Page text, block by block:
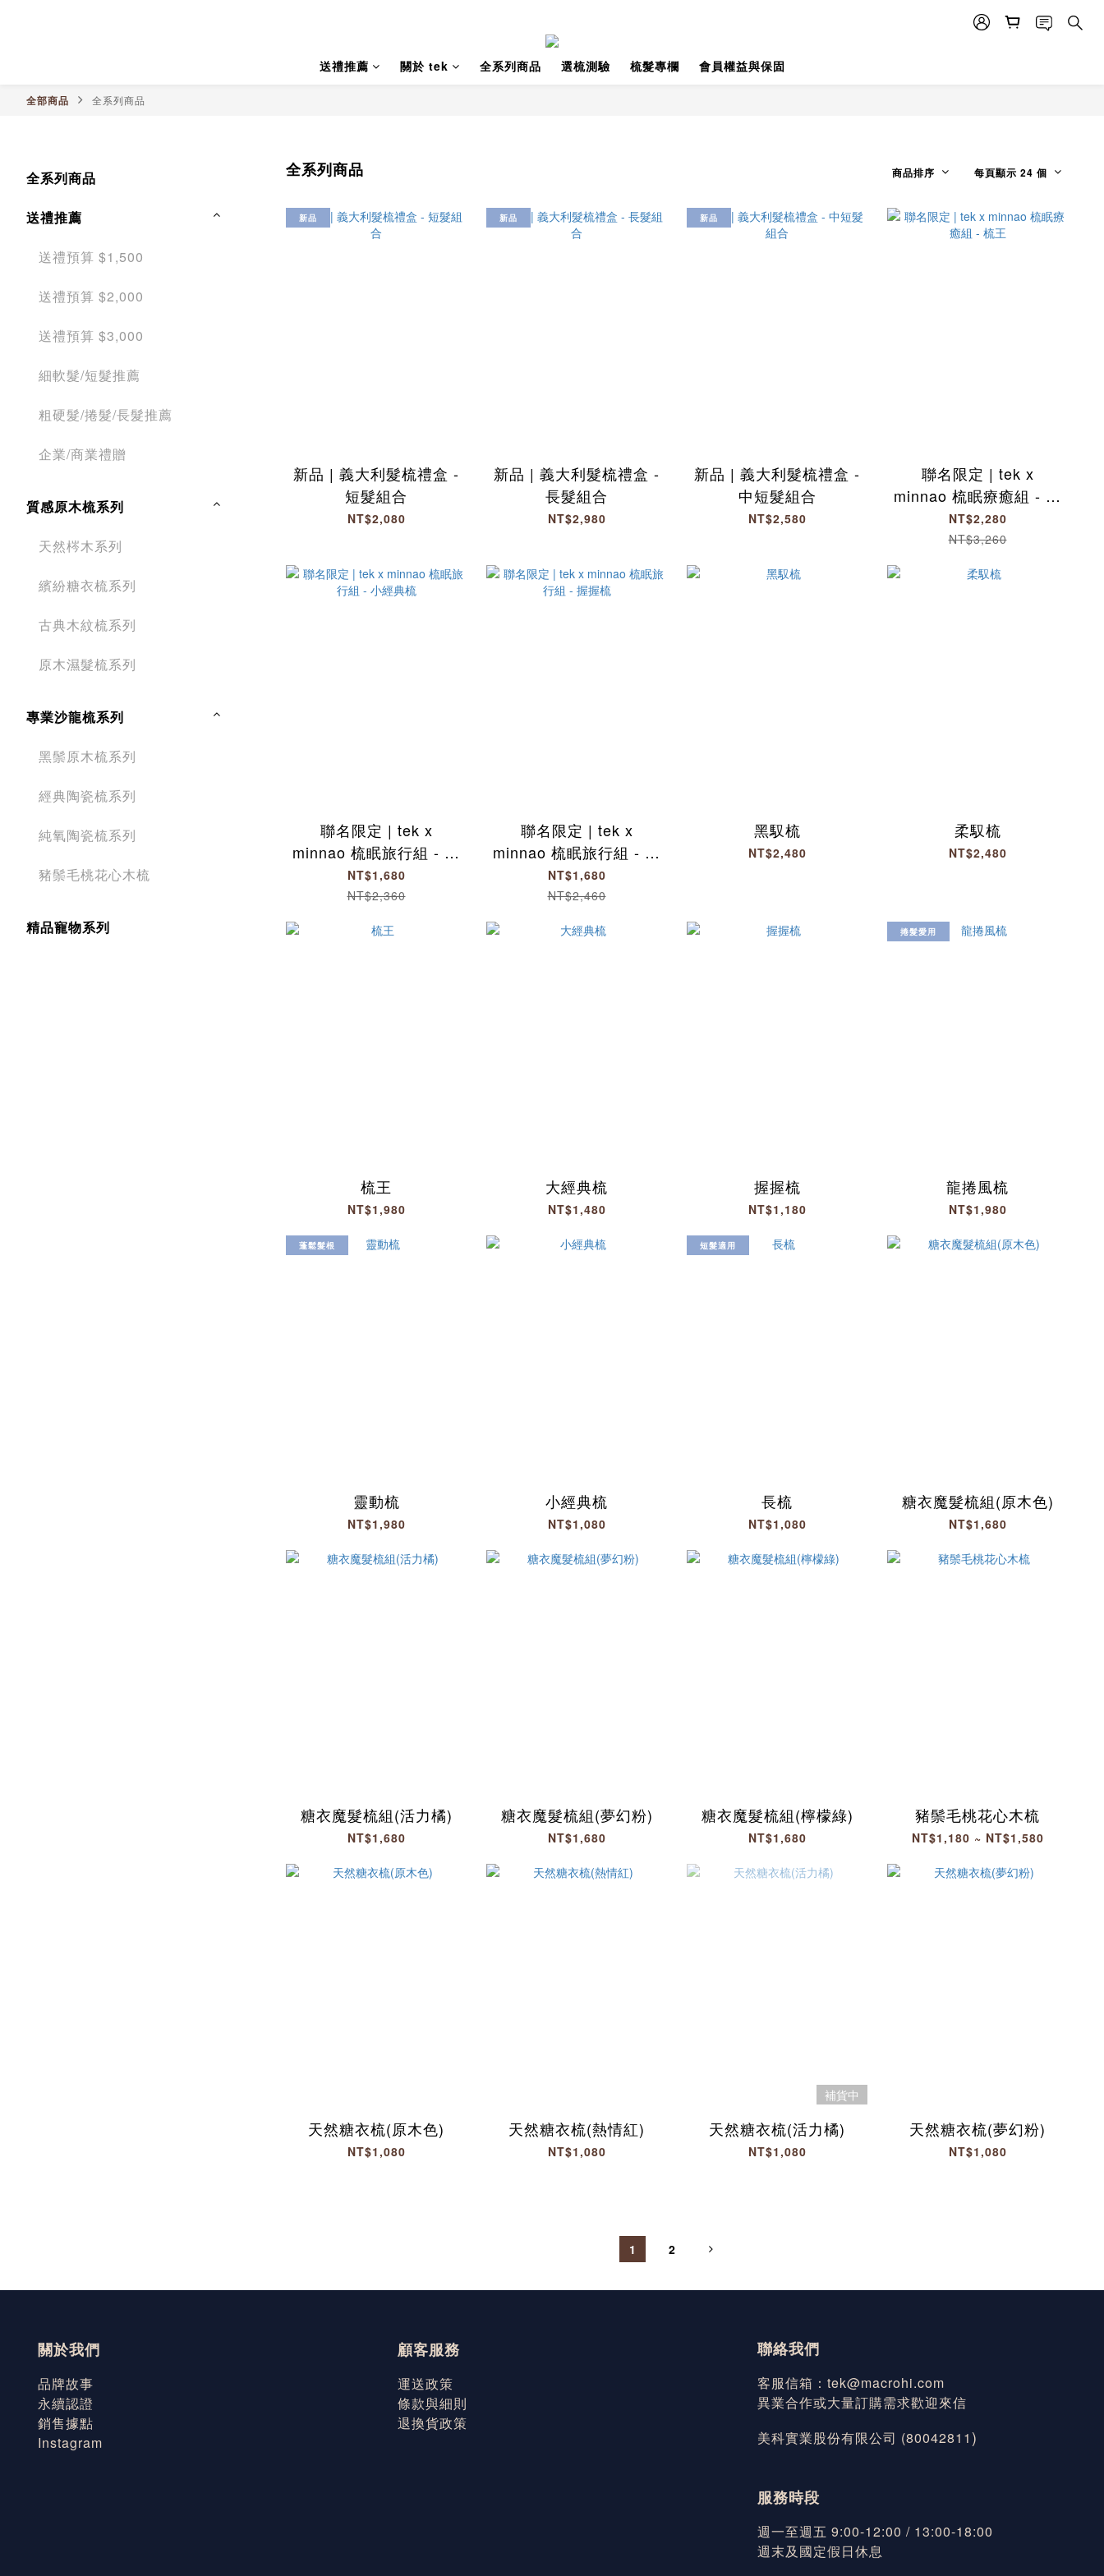
送禮推薦 關於 tek 全系列商品 選梳測驗 梳髮專欄 會員權益與保固
全部商品 全系列商品
全系列商品
送禮推薦
送禮預算 $1,500
送禮預算 $2,000
送禮預算 $3,000
細軟髮/短髮推薦
粗硬髮/捲髮/長髮推薦
企業/商業禮贈
質感原木梳系列
天然梣木系列
繽紛糖衣梳系列
古典木紋梳系列
原木濕髮梳系列
專業沙龍梳系列
黑鬃原木梳系列
經典陶瓷梳系列
純氧陶瓷梳系列
豬鬃毛桃花心木梳
精品寵物系列
全系列商品 商品排序 每頁顯示 24 個
新品
新品 | 義大利髮梳禮盒 -
短髮組合
NT$2,080
新品
新品 | 義大利髮梳禮盒 -
長髮組合
NT$2,980
新品
新品 | 義大利髮梳禮盒 -
中短髮組合
NT$2,580
聯名限定 | tek x
minnao 梳眠療癒組 - 梳
王
NT$2,280
NT$3,260
聯名限定 | tek x
minnao 梳眠旅行組 - 小
經典梳
NT$1,680
NT$2,360
聯名限定 | tek x
minnao 梳眠旅行組 - 握
握梳
NT$1,680
NT$2,460
黑馭梳
NT$2,480
柔馭梳
NT$2,480
梳王
NT$1,980
大經典梳
NT$1,480
握握梳
NT$1,180
捲髮愛用
龍捲風梳
NT$1,980
蓬鬆髮根
靈動梳
NT$1,980
小經典梳
NT$1,080
短髮適用
長梳
NT$1,080
糖衣魔髮梳組(原木色)
NT$1,680
糖衣魔髮梳組(活力橘)
NT$1,680
糖衣魔髮梳組(夢幻粉)
NT$1,680
糖衣魔髮梳組(檸檬綠)
NT$1,680
豬鬃毛桃花心木梳
NT$1,180 ~ NT$1,580
天然糖衣梳(原木色)
NT$1,080
天然糖衣梳(熱情紅)
NT$1,080
天然糖衣梳(活力橘)
NT$1,080
天然糖衣梳(夢幻粉)
NT$1,080
1 2
關於我們
品牌故事
永續認證
銷售據點
Instagram
顧客服務
運送政策
條款與細則
退換貨政策
聯絡我們
客服信箱：tek@macrohi.com
異業合作或大量訂購需求歡迎來信
美科實業股份有限公司 (80042811 )
服務時段
週一至週五 9:00-12:00 / 13:00-18:00
週末及國定假日休息